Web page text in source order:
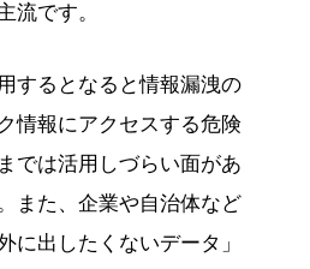
流です。
するとなると情報漏洩の
情報にアクセスする危険
では活用しづらい面があ
また、企業や自治体など
に出したくないデータ」